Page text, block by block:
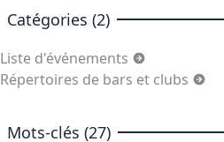
Catégories (2)
Liste d'événements
Répertoires de bars et clubs
Mots-clés (27)